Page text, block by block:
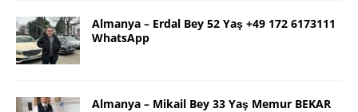
Almanya – Erdal Bey 52 Yaş +49 172 6173111
WhatsApp
Almanya – Mikail Bey 33 Yaş Memur BEKAR